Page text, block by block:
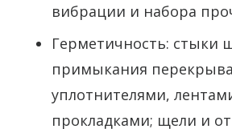
вибрации и набора
Герметичность: стыки
примыкания
уплотнителями,
прокладками; щели и